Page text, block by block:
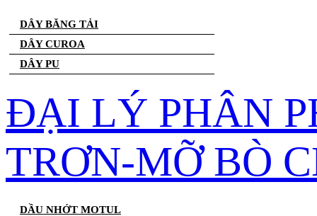
DÂY BĂNG TẢI
DÂY CUROA
DÂY PU
ĐẠI LÝ PHÂN
TRƠN-MỠ BÒ
DẦU NHỚT MOTUL